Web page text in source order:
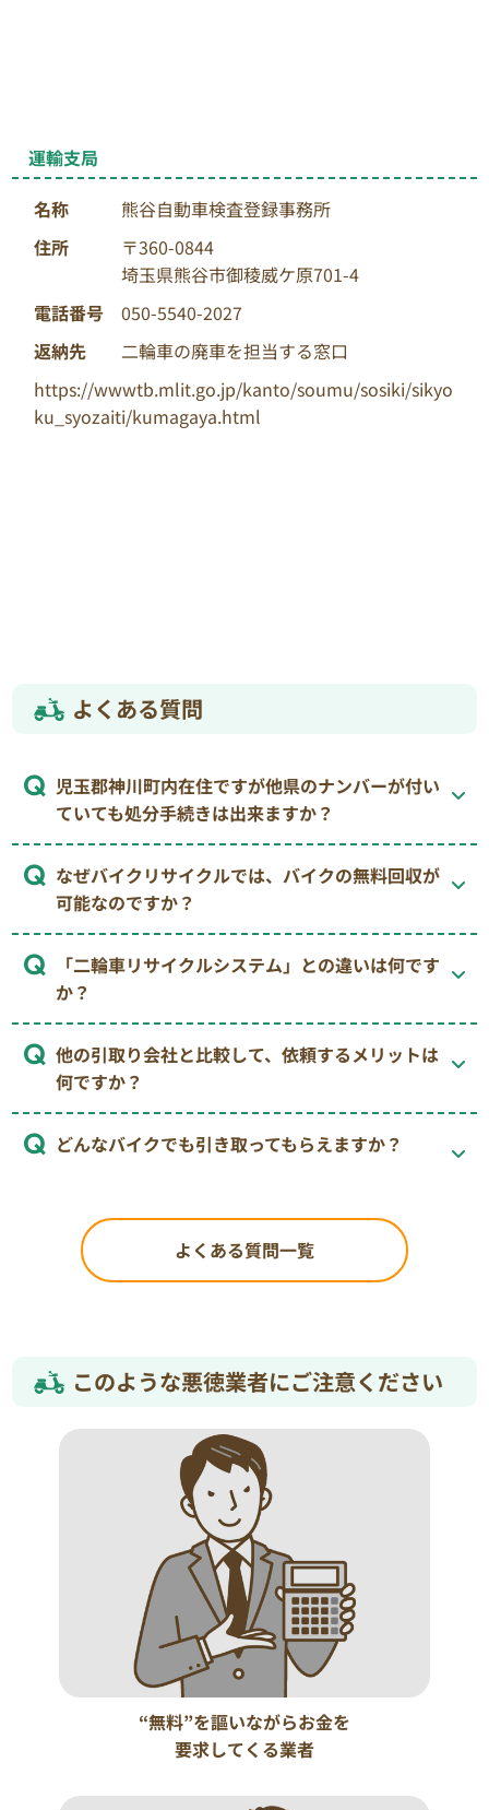
運輸支局
名称
熊谷自動車検査登録事務所
住所
〒360-0844
埼玉県熊谷市御稜威ケ原701-4
電話番号
050-5540-2027
返納先
二輪車の廃車を担当する窓口
https://wwwtb.mlit.go.jp/kanto/soumu/sosiki/sikyo
ku_syozaiti/kumagaya.html
よくある質問
児玉郡神川町内在住ですが他県のナンバーが付い
ていても処分手続きは出来ますか？
なぜバイクリサイクルでは、バイクの無料回収が
可能なのですか？
「二輪車リサイクルシステム」との違いは何です
か？
他の引取り会社と比較して、依頼するメリットは
何ですか？
どんなバイクでも引き取ってもらえますか？
よくある質問一覧
このような悪徳業者にご注意ください
“無料”を謳いながらお金を
要求してくる業者